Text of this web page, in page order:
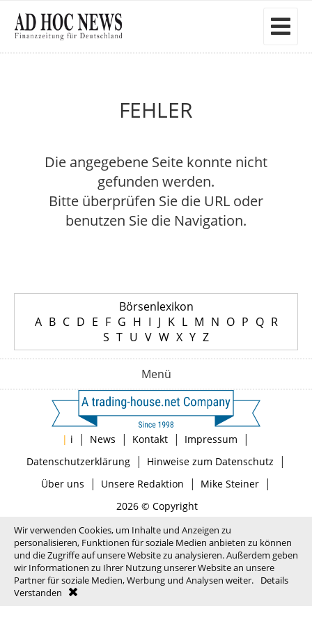
FEHLER
Die angegebene Seite konnte nicht
gefunden werden.
Bitte überprüfen Sie die URL oder
benutzen Sie die Navigation.
Börsenlexikon
A B C D E F G H I J K L M N O P Q R
S T U V W X Y Z
Menü
| i | News | Kontakt | Impressum |
Datenschutzerklärung| Hinweise zum Datenschutz |
Über uns | Unsere Redaktion | Mike Steiner|
2026 © Copyright
Wir verwenden Cookies, um Inhalte und Anzeigen zu
personalisieren, Funktionen für soziale Medien anbieten zu können
und die Zugriffe auf unsere Website zu analysieren. Außerdem geben
wir Informationen zu Ihrer Nutzung unserer Website an unsere
Partner für soziale Medien, Werbung und Analysen weiter.
Details
Verstanden